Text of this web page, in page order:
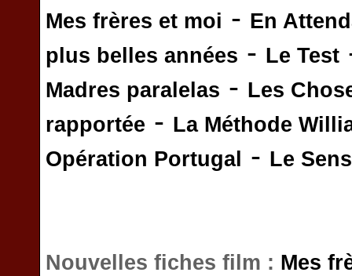
Mes frères et moi - En
plus belles années - Le Test
Madres paralelas - Les
rapportée - La Méthode
Opération Portugal
- Le
Nouvelles fiches film : Mes